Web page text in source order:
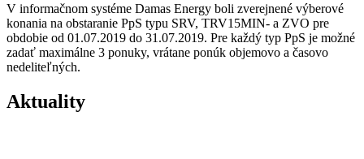
V informačnom systéme Damas Energy boli zverejnené výberové
konania na obstaranie PpS typu SRV, TRV15MIN- a ZVO pre
obdobie od 01.07.2019 do 31.07.2019. Pre každý typ PpS je možné
zadať maximálne 3 ponuky, vrátane ponúk objemovo a časovo
nedeliteľných.
Aktuality